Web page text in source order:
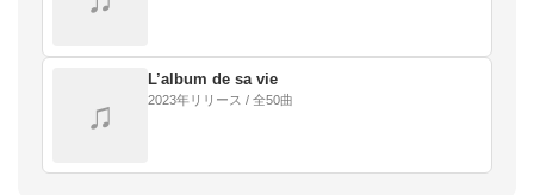
♫
L’album de sa vie
2023年リリース / 全50曲